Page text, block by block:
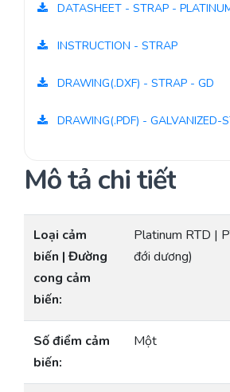
DATASHEET - STRAP -
INSTRUCTION - STRAP
DRAWING(.DXF) - STRAP - GD
DRAWING(.PDF) - GALVANIZED-
Mô tả chi tiết
Loại cảm
biến | Đường
cong cảm
biến:
Platinum RTD |
đới dương)
Số điểm cảm
biến:
Một